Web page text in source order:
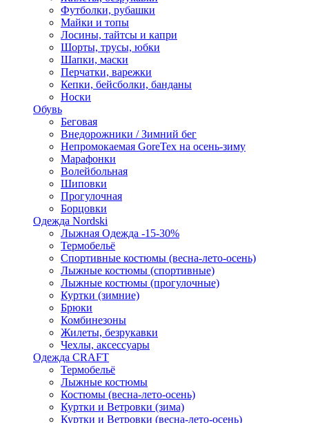
Футболки, рубашки
Майки и топы
Лосины, тайтсы и капри
Шорты, трусы, юбки
Шапки, маски
Перчатки, варежки
Кепки, бейсболки, банданы
Носки
Обувь
Беговая
Внедорожники / Зимний бег
Непромокаемая GoreTex на осень-зиму
Марафонки
Волейбольная
Шиповки
Прогулочная
Борцовки
Одежда Nordski
Лыжная Одежда -15-30%
Термобельё
Спортивные костюмы (весна-лето-осень)
Лыжные костюмы (спортивные)
Лыжные костюмы (прогулочные)
Куртки (зимние)
Брюки
Комбинезоны
Жилеты, безрукавки
Чехлы, аксессуары
Одежда CRAFT
Термобельё
Лыжные костюмы
Костюмы (весна-лето-осень)
Куртки и Ветровки (зима)
Куртки и Ветровки (весна-лето-осень)